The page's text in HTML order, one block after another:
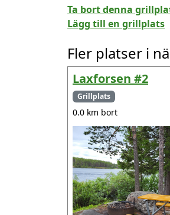
Ta bort denna
Lägg till en grillplats
Fler platser i
Laxforsen #2
Grillplats
0.0 km bort